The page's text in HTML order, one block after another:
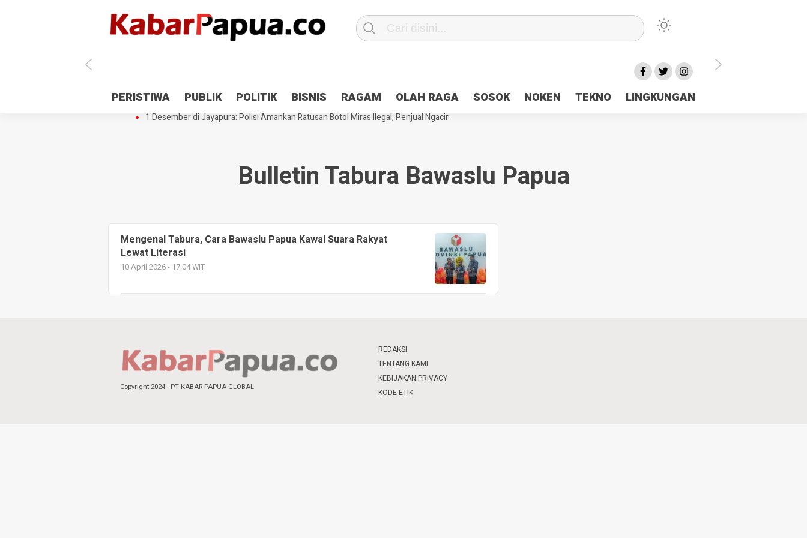
PERISTIWA PUBLIK POLITIK BISNIS RAGAM OLAH RAGA SOSOK NOKEN TEKNO LINGKUNGAN
Antisipasi 1 Desember, TNI Polri Patroli 2×24 jam di Kota Jayapura
Pesan Sejuk Polri di Deklarasi Pemilu Ceria Tanah Papua
Gedung Perpustakaan SMPN 5 Sentani Terbakar
Hibah Pilkada Jayapura Cair 10 Persen, Deposit Kas Daerah Rp23 Miliar Disorot
1 Desember di Jayapura: Polisi Amankan Ratusan Botol Miras Ilegal, Penjual Ngacir
Bulletin Tabura Bawaslu Papua
Mengenal Tabura, Cara Bawaslu Papua Kawal Suara Rakyat
Lewat Literasi
10 April 2026 - 17:04 WIT
Copyright 2024 - PT KABAR PAPUA GLOBAL
REDAKSI
TENTANG KAMI
KEBIJAKAN PRIVACY
KODE ETIK